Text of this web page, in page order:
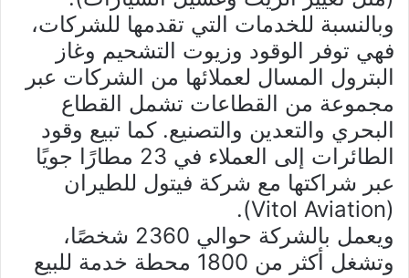
وبالنسبة للخدمات التي تقدمها للشركات،
فهي توفر الوقود وزيوت التشحيم وغاز
البترول المسال لعملائها من الشركات عبر
مجموعة من القطاعات تشمل القطاع
البحري والتعدين والتصنيع. كما تبيع وقود
الطائرات إلى العملاء في 23 مطارًا جويًا
عبر شراكتها مع شركة فيتول للطيران
(Vitol Aviation).
ويعمل بالشركة حوالي 2360 شخصًا،
وتشغل أكثر من 1800 محطة خدمة للبيع